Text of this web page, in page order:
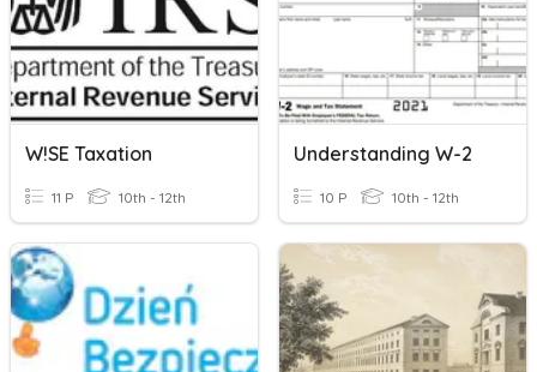
W!SE Taxation
11 P 10th - 12th
Understanding W-2
10 P 10th - 12th